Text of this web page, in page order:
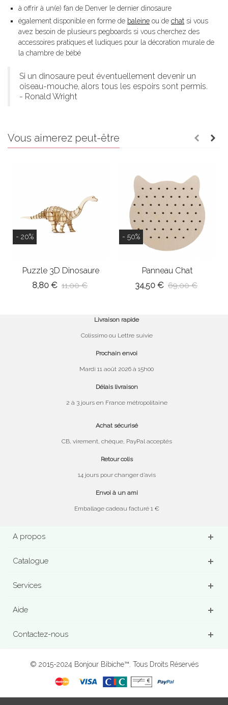
à offrir à un(e) fan de Denver le dernier dinosaure
également disponible en forme de baleine ou de chat si vous
avez besoin de plusieurs pegboards si vous cherchez des
accessoires pratiques et ludiques pour la décoration murale de
la chambre de bébé
Si un dinosaure peut éventuellement devenir un
oiseau-mouche, alors tous les espoirs sont permis.
- Ronald Wright
Vous aimerez peut-être
- 20%
Puzzle 3D Dinosaure
bois
8,80 € 11,00 €
- 50%
Panneau Chat
34,50 € 69,00 €
Livraison rapide
Colissimo ou Lettre suivie
Prochain envoi
Mardi 11 août 2026 à 15h00
Délais livraison
2 à 3 jours en France métropolitaine
Achat sécurisé
CB, virement, chèque, PayPal acceptés
Retour colis
14 jours pour changer d’avis
Envoi à un ami
Emballage cadeau facturé 1 €
A propos
Catalogue
Services
Aide
Contactez-nous
© 2015-2024 Bonjour Bibiche™. Tous Droits Réservés